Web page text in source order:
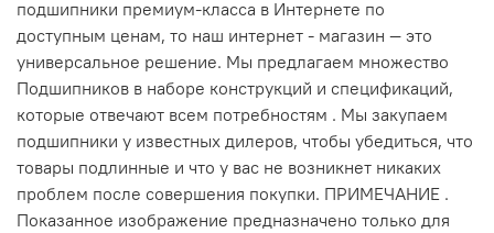
подшипники премиум-класса в Интернете по
доступным ценам, то наш интернет - магазин — это
универсальное решение. Мы предлагаем множество
Подшипников в наборе конструкций и спецификаций,
которые отвечают всем потребностям . Мы закупаем
подшипники у известных дилеров, чтобы убедиться, что
товары подлинные и что у вас не возникнет никаких
проблем после совершения покупки. ПРИМЕЧАНИЕ .
Показанное изображение предназначено только для